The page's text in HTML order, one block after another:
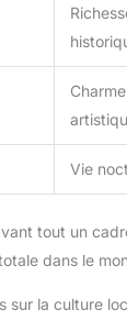
Vie
tout un
dans le
sur la culture